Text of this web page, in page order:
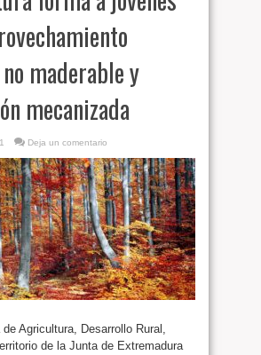
maderable y
mecanizada
Deja un comentario
de Agricultura, Desarrollo Rural,
de la Junta de Extremadura